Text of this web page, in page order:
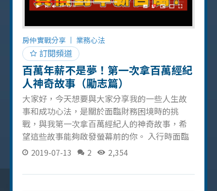
告，每天回報給每個專任委託的屋主，以建立
信任感。 與大家分享一個關於房子開價的小撇
步：如果今天房屋出售資訊發布後，一直有其
他仲介與你聯繫就代表這個案件是 A 案，如果
價格開出去後廣告什麼的都投放了卻完全沒有
房仲與你聯繫，那就代表需要調整開價了。 精
美
房仲實戰分享 業務心法
訂閱頻道
百萬年薪不是夢！第一次拿百萬經紀
人神奇故事（勵志篇）
大家好，今天想要與大家分享我的一些人生故
事和成功心法，是關於面臨財務困境時的挑
戰，與我第一次拿百萬經紀人的神奇故事，希
望這些故事能夠啟發螢幕前的你。 入行時面臨
財務困境 剛進入業務領域時，我面臨了許多財
務挑戰，身上沒有太多錢，卻需要承擔業務開
發的各種成本，這種情況下，我想盡各種辦法
2019-07-13 2 2,354